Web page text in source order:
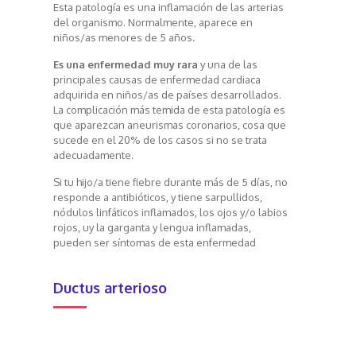
Esta patología es una inflamación de las arterias
del organismo. Normalmente, aparece en
niños/as menores de 5 años.
Es una enfermedad muy rara y una de las
principales causas de enfermedad cardiaca
adquirida en niños/as de países desarrollados.
La complicación más temida de esta patología es
que aparezcan aneurismas coronarios, cosa que
sucede en el 20% de los casos si no se trata
adecuadamente.
Si tu hijo/a tiene fiebre durante más de 5 días, no
responde a antibióticos, y tiene sarpullidos,
nódulos linfáticos inflamados, los ojos y/o labios
rojos, uy la garganta y lengua inflamadas,
pueden ser síntomas de esta enfermedad
Ductus arterioso